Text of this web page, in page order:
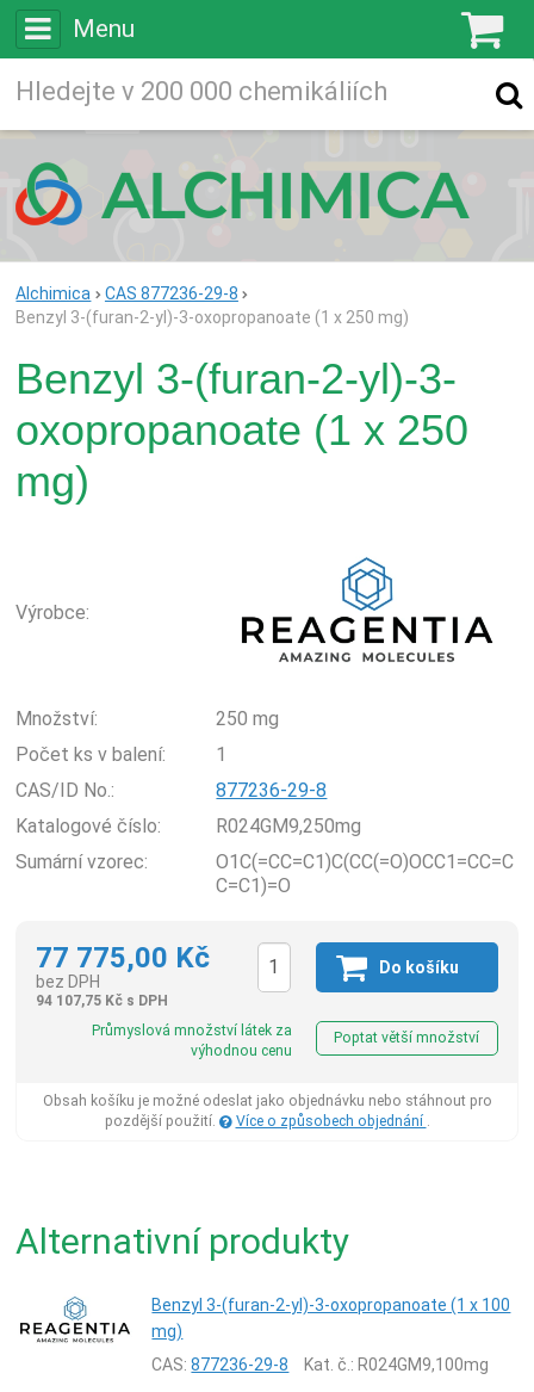
Menu
Vyhledávání
Alchimica
CAS 877236-29-8
Benzyl 3-(furan-2-yl)-3-oxopropanoate (1 x 250 mg)
Benzyl 3-(furan-2-yl)-3-
oxopropanoate (1 x 250
mg)
Výrobce:
Množství:
250 mg
Počet ks v balení:
1
CAS/ID No.:
877236-29-8
Katalogové číslo:
R024GM9,250mg
Sumární vzorec:
O1C(=CC=C1)C(CC(=O)OCC1=CC=C
C=C1)=O
77 775,00 Kč
bez DPH
94 107,75 Kč s DPH
Do košíku
Průmyslová množství látek za
výhodnou cenu
Poptat větší množství
Obsah košíku je možné odeslat jako objednávku nebo stáhnout pro
pozdější použití.
Více o způsobech objednání .
Alternativní produkty
Benzyl 3-(furan-2-yl)-3-oxopropanoate (1 x 100
mg)
CAS:877236-29-8 Kat. č. : R024GM9,100mg